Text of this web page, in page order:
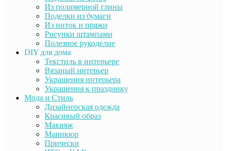
Из полимерной глины
Поделки из бумаги
Из ниток и пряжи
Рисунки штампами
Полезное рукоделие
DIY для дома
Текстиль в интерьере
Вязаный интерьер
Украшения интерьера
Украшения к празднику
Мода и Стиль
Дизайнерская одежда
Красивый образ
Макияж
Маникюр
Прически